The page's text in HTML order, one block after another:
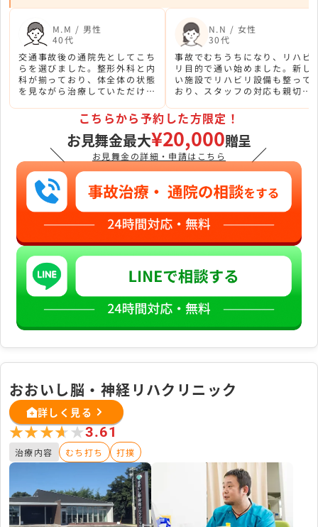
M.M / 男性
40代
交通事故後の通院先としてこち
らを選びました。整形外科と内
科が揃っており、体全体の状態
を見ながら治療していただける
N.N / 女性
30代
事故でむちうちになり、リハビ
リ目的で通い始めました。新し
い施設でリハビリ設備も整って
おり、スタッフの対応も親切で
＼
こちらから予約した方限定！
お見舞金最大¥20,000贈呈
お見舞金の詳細・申請はこちら ／
おおいし脳・神経リハクリニック
詳しく見る
★★★★★
★★★★★3.61
治療内容 むち打ち 打撲